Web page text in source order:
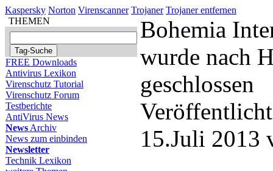
Kaspersky Norton Virenscanner Trojaner Trojaner entfernen
THEMEN
FREE Downloads
Antivirus Lexikon
Virenschutz Tutorial
Virenschutz Forum
Testberichte
AntiVirus News
News Archiv
News zum einbinden
Newsletter
Technik Lexikon
Bohemia
wurde nach
geschlossen
15.Juli 2013